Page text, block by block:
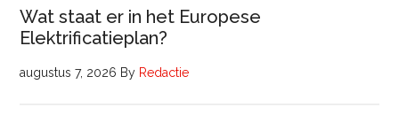
Wat staat er in het Europese
Elektrificatieplan?
augustus 7, 2026 By Redactie